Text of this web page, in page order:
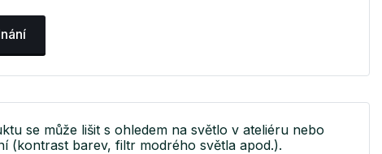
se může lišit s ohledem na světlo v ateliéru nebo
(kontrast barev, filtr modrého světla apod.).